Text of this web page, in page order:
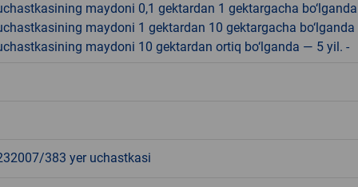
maydoni 0,1 gektardan 1 gektargacha
maydoni 1 gektardan 10 gektargacha
maydoni 10 gektardan ortiq bo‘lganda — 5 yil. -
383 yer uchastkasi